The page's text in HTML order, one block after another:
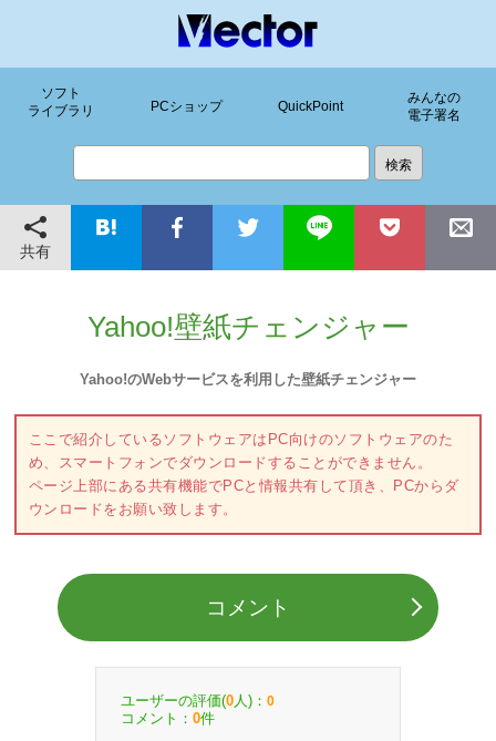
ソフト
ライブラリ
PCショップ QuickPoint
みんなの
電子署名
共有
Yahoo!壁紙チェンジャー
Yahoo!のWebサービスを利用した壁紙チェンジャー
ここで紹介しているソフトウェアはPC向けのソフトウェアのた
め、スマートフォンでダウンロードすることができません。
ページ上部にある共有機能でPCと情報共有して頂き、PCからダ
ウンロードをお願い致します。
コメント
ユーザーの評価(0 人)： 0
コメント： 0件